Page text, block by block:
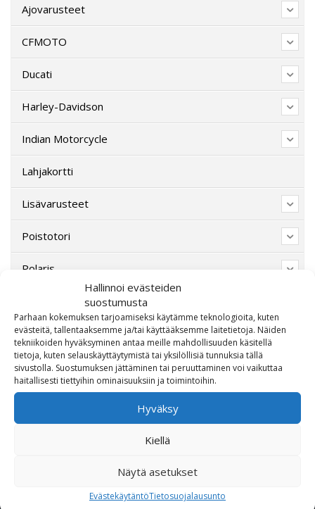
Hallinnoi evästeiden
suostumusta
Parhaan kokemuksen tarjoamiseksi käytämme teknologioita, kuten
evästeitä, tallentaaksemme ja/tai käyttääksemme laitetietoja. Näiden
tekniikoiden hyväksyminen antaa meille mahdollisuuden käsitellä
tietoja, kuten selauskäyttäytymistä tai yksilöllisiä tunnuksia tällä
sivustolla. Suostumuksen jättäminen tai peruuttaminen voi vaikuttaa
haitallisesti tiettyihin ominaisuuksiin ja toimintoihin.
Hyväksy
Kiellä
Näytä asetukset
EvästekäytäntöTietosuojalausunto
Ajovarusteet
CFMOTO
Ducati
Harley-Davidson
Indian Motorcycle
Lahjakortti
Lisävarusteet
Poistotori
Polaris
SW-Motech
Varaosat/Sekalaiset